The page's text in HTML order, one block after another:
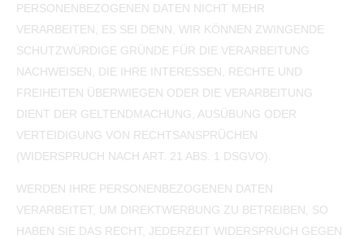
PERSONENBEZOGENEN DATEN NICHT MEHR
VERARBEITEN, ES SEI DENN, WIR KÖNNEN ZWINGENDE
SCHUTZWÜRDIGE GRÜNDE FÜR DIE VERARBEITUNG
NACHWEISEN, DIE IHRE INTERESSEN, RECHTE UND
FREIHEITEN ÜBERWIEGEN ODER DIE VERARBEITUNG
DIENT DER GELTENDMACHUNG, AUSÜBUNG ODER
VERTEIDIGUNG VON RECHTSANSPRÜCHEN
(WIDERSPRUCH NACH ART. 21 ABS. 1 DSGVO).
WERDEN IHRE PERSONENBEZOGENEN DATEN
VERARBEITET, UM DIREKTWERBUNG ZU BETREIBEN, SO
HABEN SIE DAS RECHT, JEDERZEIT WIDERSPRUCH GEGEN